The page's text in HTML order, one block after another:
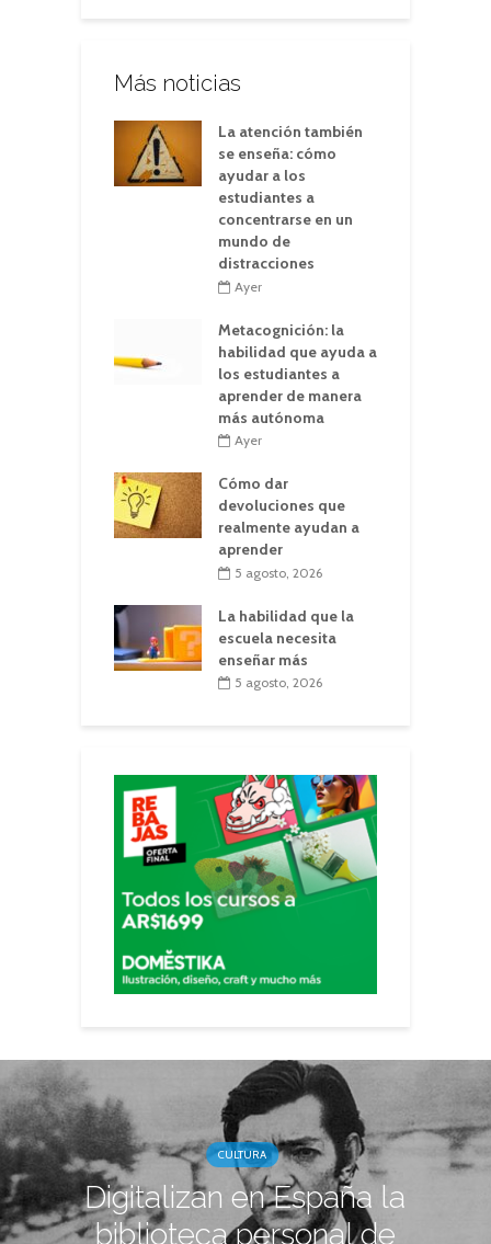
Más noticias
La atención también
se enseña: cómo
ayudar a los
estudiantes a
concentrarse en un
mundo de
distracciones
Ayer
Metacognición: la
habilidad que ayuda a
los estudiantes a
aprender de manera
más autónoma
Ayer
Cómo dar
devoluciones que
realmente ayudan a
aprender
5 agosto, 2026
La habilidad que la
escuela necesita
enseñar más
5 agosto, 2026
CULTURA
Digitalizan en España la
biblioteca personal de